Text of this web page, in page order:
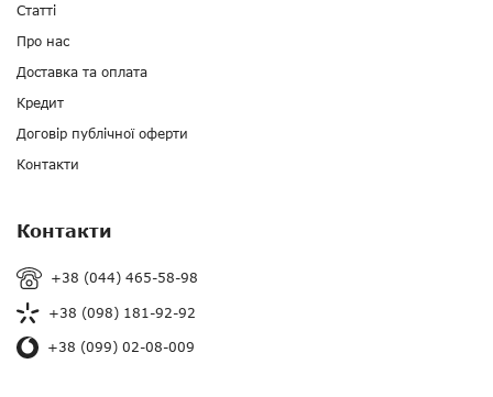
Статті
Про нас
Доставка та оплата
Кредит
Договір публічної оферти
Контакти
Контакти
+38 (044) 465-58-98
+38 (098) 181-92-92
+38 (099) 02-08-009